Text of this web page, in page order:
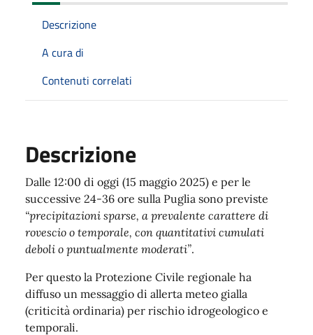
Descrizione
A cura di
Contenuti correlati
Descrizione
Dalle 12:00 di oggi (15 maggio 2025) e per le
successive 24-36 ore sulla Puglia sono previste
“precipitazioni sparse, a prevalente carattere di
rovescio o temporale, con quantitativi cumulati
deboli o puntualmente moderati”.
Per questo la Protezione Civile regionale ha
diffuso un messaggio di allerta meteo gialla
(criticità ordinaria) per rischio idrogeologico e
temporali.